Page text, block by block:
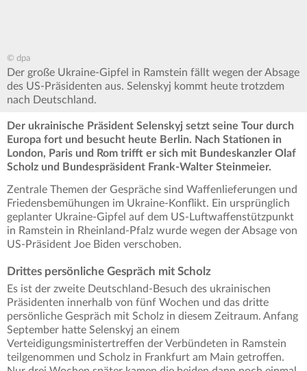
© dpa
Der große Ukraine-Gipfel in Ramstein fällt wegen der Absage
des US-Präsidenten aus. Selenskyj kommt heute trotzdem
nach Deutschland.
Der ukrainische Präsident Selenskyj setzt seine Tour durch
Europa fort und besucht heute Berlin. Nach Stationen in
London, Paris und Rom trifft er sich mit Bundeskanzler Olaf
Scholz und Bundespräsident Frank-Walter Steinmeier.
Zentrale Themen der Gespräche sind Waffenlieferungen und
Friedensbemühungen im Ukraine-Konflikt. Ein ursprünglich
geplanter Ukraine-Gipfel auf dem US-Luftwaffenstützpunkt
in Ramstein in Rheinland-Pfalz wurde wegen der Absage von
US-Präsident Joe Biden verschoben.
Drittes persönliche Gespräch mit Scholz
Es ist der zweite Deutschland-Besuch des ukrainischen
Präsidenten innerhalb von fünf Wochen und das dritte
persönliche Gespräch mit Scholz in diesem Zeitraum. Anfang
September hatte Selenskyj an einem
Verteidigungsministertreffen der Verbündeten in Ramstein
teilgenommen und Scholz in Frankfurt am Main getroffen.